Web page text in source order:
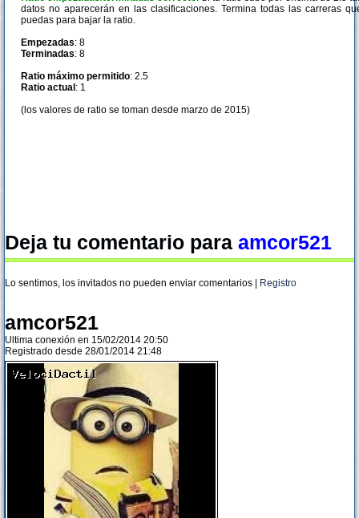
datos no aparecerán en las clasificaciones. Termina todas las carreras
puedas para bajar la ratio.
Empezadas: 8
Terminadas: 8
Ratio máximo permitido: 2.5
Ratio actual : 1
(los valores de ratio se toman desde marzo de 2015)
Deja tu comentario para amcor521
Lo sentimos, los invitados no pueden enviar comentarios | Registro
amcor521
Ultima conexión en 15/02/2014 20:50
Registrado desde 28/01/2014 21:48